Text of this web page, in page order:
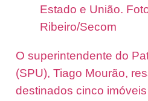
Estado e União.
Ribeiro/Secom
O superintendente do
(SPU), Tiago Mourão,
destinados cinco